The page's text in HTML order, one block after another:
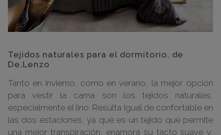
Tejidos naturales para el dormitorio, de
De.Lenzo
Tanto en invierno, como en verano, la mejor opción
para vestir la cama son los tejidos naturales,
especialmente el lino. Resulta igual de confortable en
las dos estaciones, ya que es un tejido que permite
una mejor transpiración, enamora su tacto suave y,